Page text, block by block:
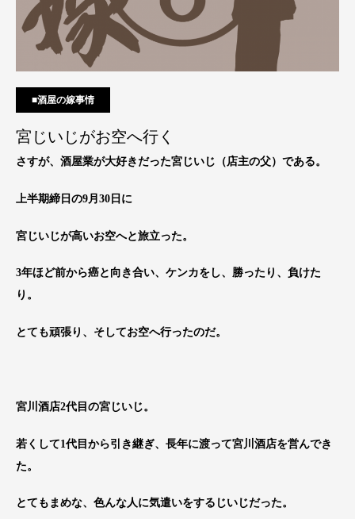
■酒屋の嫁事情
宮じいじがお空へ行く
さすが、酒屋業が大好きだった宮じいじ（店主の父）である。
上半期締日の9月30日に
宮じいじが高いお空へと旅立った。
3年ほど前から癌と向き合い、ケンカをし、勝ったり、負けた
り。
とても頑張り、そしてお空へ行ったのだ。
宮川酒店2代目の宮じいじ。
若くして1代目から引き継ぎ、長年に渡って宮川酒店を営んでき
た。
とてもまめな、色んな人に気遣いをするじいじだった。